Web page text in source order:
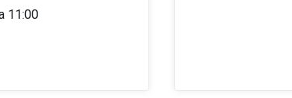
11:00